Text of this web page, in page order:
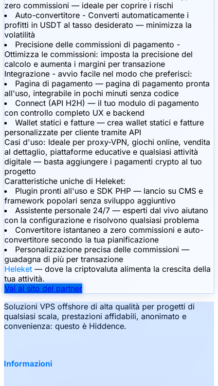
zero commissioni — ideale per coprire i rischi
Auto-convertitore - Converti automaticamente i
profitti in USDT al tasso desiderato — minimizza la
volatilità
Precisione delle commissioni di pagamento -
Ottimizza le commissioni: imposta la precisione del
calcolo e aumenta i margini per transazione
Integrazione - avvio facile nel modo che preferisci:
Pagina di pagamento — pagina di pagamento pronta
all'uso, integrabile in pochi minuti senza codice
Connect (API H2H) — il tuo modulo di pagamento
con controllo completo UX e backend
Wallet statici e fatture — crea wallet statici e fatture
personalizzate per cliente tramite API
Casi d'uso: Ideale per proxy-VPN, giochi online, vendita
al dettaglio, piattaforme educative e qualsiasi attività
digitale — basta aggiungere i pagamenti crypto al tuo
progetto
Caratteristiche uniche di Heleket:
Plugin pronti all'uso e SDK PHP — lancio su CMS e
framework popolari senza sviluppo aggiuntivo
Assistente personale 24/7 — esperti dal vivo aiutano
con la configurazione e risolvono qualsiasi problema
Convertitore istantaneo a zero commissioni e auto-
convertitore secondo la tua pianificazione
Personalizzazione precisa delle commissioni —
guadagna di più per transazione
Heleket — dove la criptovaluta alimenta la crescita della
tua attività.
Vai al sito del partner
Soluzioni VPS offshore di alta qualità per progetti di
qualsiasi scala, prestazioni affidabili, anonimato e
convenienza: questo è Hiddence.
Informazioni